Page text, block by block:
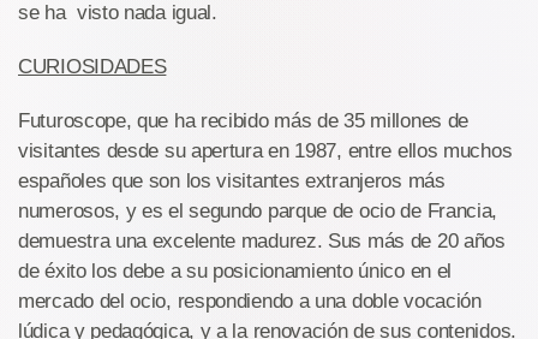
se ha visto nada igual.
CURIOSIDADES
Futuroscope, que ha recibido más de 35 millones de
visitantes desde su apertura en 1987, entre ellos muchos
españoles que son los visitantes extranjeros más
numerosos, y es el segundo parque de ocio de Francia,
demuestra una excelente madurez. Sus más de 20 años
de éxito los debe a su posicionamiento único en el
mercado del ocio, respondiendo a una doble vocación
lúdica y pedagógica, y a la renovación de sus contenidos.